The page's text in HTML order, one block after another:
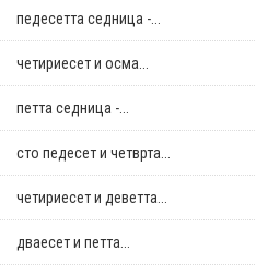
педесетта седница -...
четириесет и осма...
петта седница -...
сто педесет и четврта...
четириесет и деветта...
дваесет и петта...